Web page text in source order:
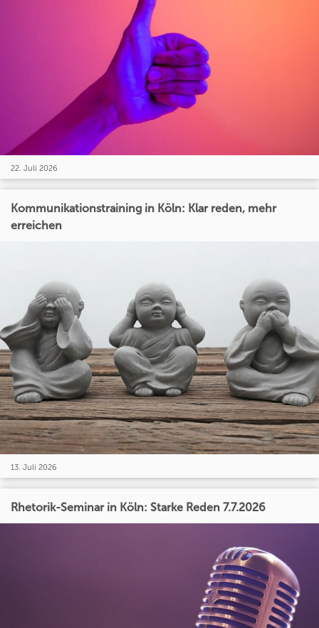
22. Juli 2026
Kommunikationstraining in Köln: Klar reden, mehr
erreichen
13. Juli 2026
Rhetorik-Seminar in Köln: Starke Reden 7.7.2026